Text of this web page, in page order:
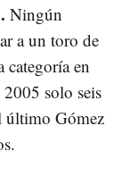
Ningún
a un toro de
categoría en
solo seis
último Gómez